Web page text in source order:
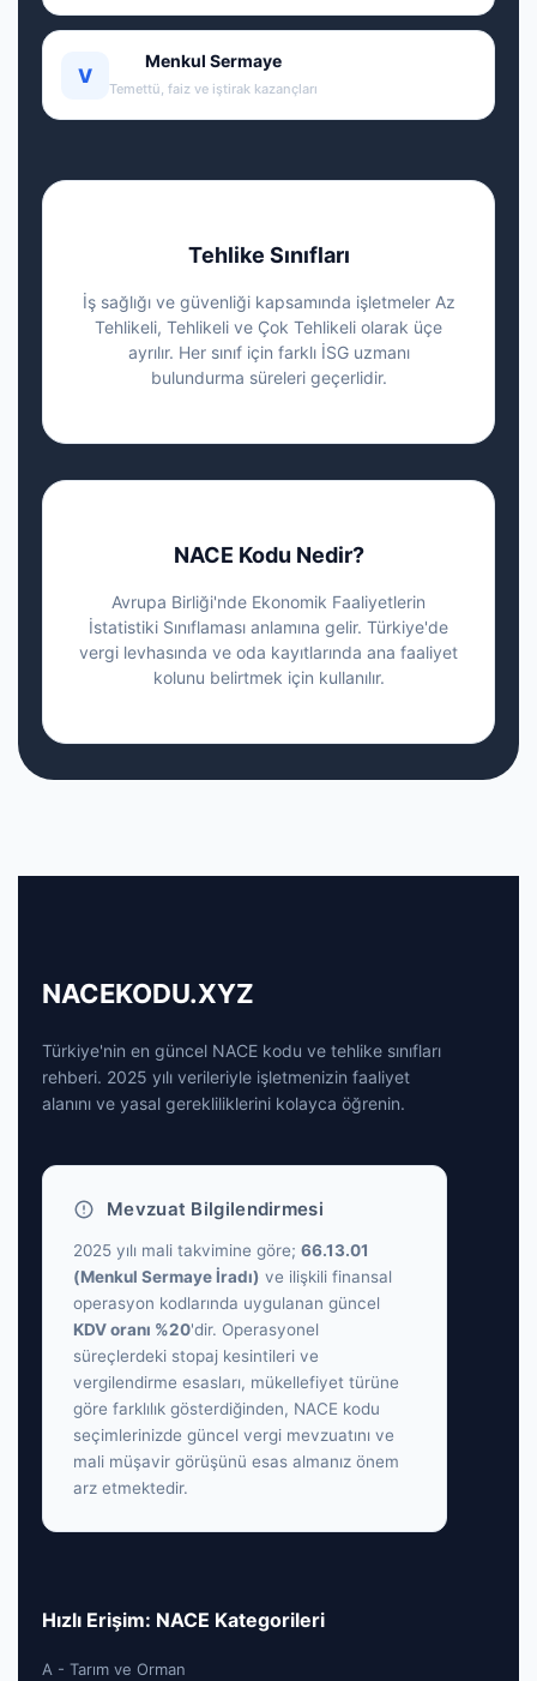
V
Menkul Sermaye
Temettü, faiz ve iştirak kazançları
Tehlike Sınıfları
İş sağlığı ve güvenliği kapsamında işletmeler Az
Tehlikeli, Tehlikeli ve Çok Tehlikeli olarak üçe
ayrılır. Her sınıf için farklı İSG uzmanı
bulundurma süreleri geçerlidir.
NACE Kodu Nedir?
Avrupa Birliği'nde Ekonomik Faaliyetlerin
İstatistiki Sınıflaması anlamına gelir. Türkiye'de
vergi levhasında ve oda kayıtlarında ana faaliyet
kolunu belirtmek için kullanılır.
NACEKODU.XYZ
Türkiye'nin en güncel NACE kodu ve tehlike sınıfları
rehberi. 2025 yılı verileriyle işletmenizin faaliyet
alanını ve yasal gerekliliklerini kolayca öğrenin.
Mevzuat Bilgilendirmesi
2025 yılı mali takvimine göre; 66.13.01
(Menkul Sermaye İradı) ve ilişkili finansal
operasyon kodlarında uygulanan güncel
KDV oranı %20'dir. Operasyonel
süreçlerdeki stopaj kesintileri ve
vergilendirme esasları, mükellefiyet türüne
göre farklılık gösterdiğinden, NACE kodu
seçimlerinizde güncel vergi mevzuatını ve
mali müşavir görüşünü esas almanız önem
arz etmektedir.
Hızlı Erişim: NACE Kategorileri
A - Tarım ve Orman